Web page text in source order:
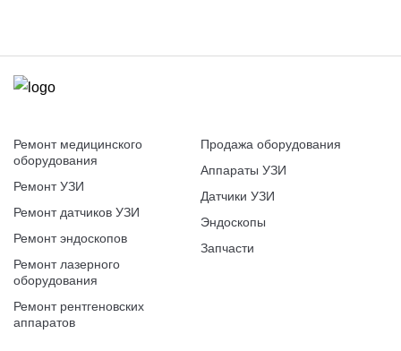
Ремонт медицинского
оборудования
Ремонт УЗИ
Ремонт датчиков УЗИ
Ремонт эндоскопов
Ремонт лазерного
оборудования
Ремонт рентгеновских
аппаратов
Продажа оборудования
Аппараты УЗИ
Датчики УЗИ
Эндоскопы
Запчасти